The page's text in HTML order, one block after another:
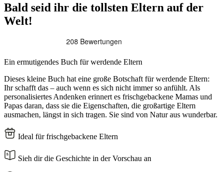
Bald seid ihr die tollsten Eltern auf der
Welt!
Ein ermutigendes Buch für werdende Eltern
Dieses kleine Buch hat eine große Botschaft für werdende Eltern:
Ihr schafft das – auch wenn es sich nicht immer so anfühlt. Als
personalisiertes Andenken erinnert es frischgebackene Mamas und
Papas daran, dass sie die Eigenschaften, die großartige Eltern
ausmachen, längst in sich tragen. Sie sind von Natur aus wunderbar.
Ideal für frischgebackene Eltern
Sieh dir die Geschichte in der Vorschau an